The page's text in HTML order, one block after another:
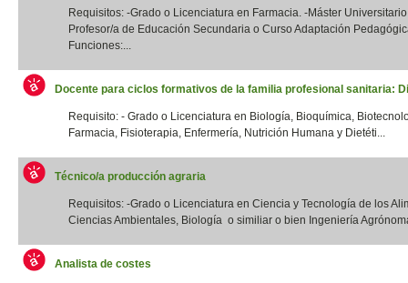
Requisitos: -Grado o Licenciatura en Farmacia. -Máster
Profesor/a de Educación Secundaria o Curso Adaptación
Funciones:...
Docente para ciclos formativos de la familia profesional sanitaria:
Requisito: - Grado o Licenciatura en Biología, Bioquímica,
Farmacia, Fisioterapia, Enfermería, Nutrición Humana y Dietéti...
Técnico/a producción agraria
Requisitos: -Grado o Licenciatura en Ciencia y Tecnología de los
Ciencias Ambientales, Biología o similiar o bien Ingeniería
Analista de costes